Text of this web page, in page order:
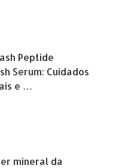
Peptide
Serum: Cuidados
e …
mineral da